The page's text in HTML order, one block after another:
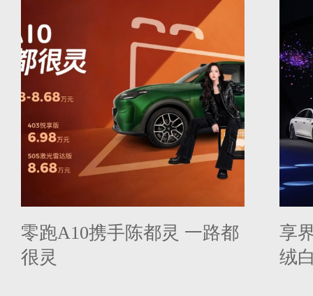
零跑A10携手陈都灵 一路都
很灵
享
绒